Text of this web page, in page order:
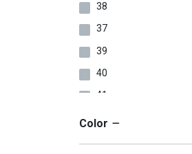
38
37
39
40
41
24
Color